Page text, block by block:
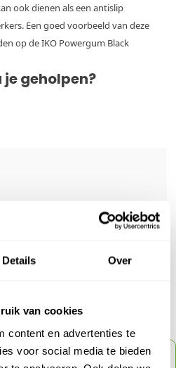
Details Over
van cookies
content en advertenties te
voor social media te bieden
ook dienen als een antislip
Een goed voorbeeld van deze
op de IKO Powergum Black
geholpen?
van Admin Admin
OP JE VOLGENDE